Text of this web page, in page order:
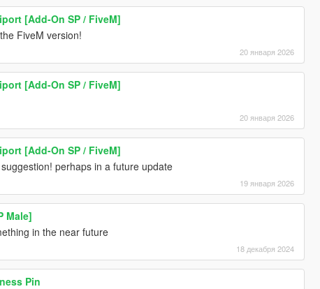
[Add-On SP / FiveM]
FiveM version!
20 января 2026
[Add-On SP / FiveM]
20 января 2026
[Add-On SP / FiveM]
perhaps in a future update
19 января 2026
Male]
in the near future
18 декабря 2024
Pin